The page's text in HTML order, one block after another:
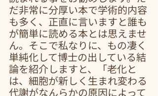
だ非常に分厚い本で学術的内容
も多く、正直に言いますと誰も
が簡単に読める本とは思えませ
ん。そこで私なりに、もの凄く
単純化して博士の出している結
論を紹介しますと、「老化と
は、細胞が新しく生まれ変わる
代謝がなんらかの原因によって